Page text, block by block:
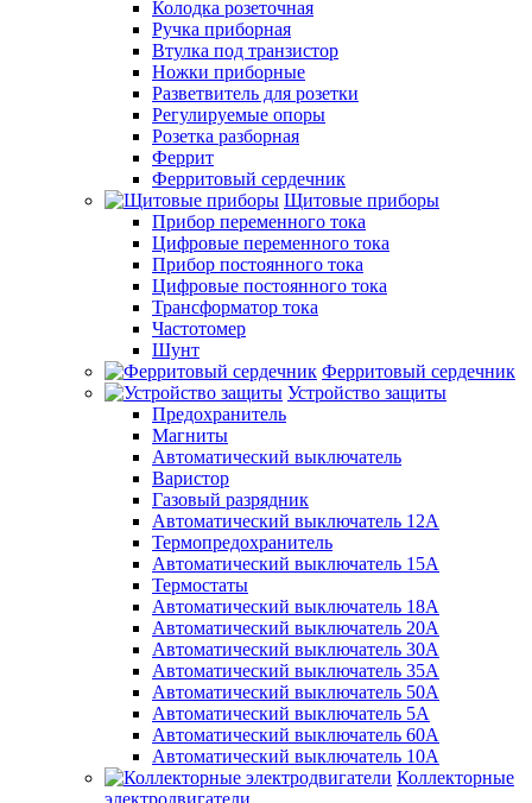
Колодка розеточная
Ручка приборная
Втулка под транзистор
Ножки приборные
Разветвитель для розетки
Регулируемые опоры
Розетка разборная
Феррит
Ферритовый сердечник
Щитовые приборы
Прибор переменного тока
Цифровые переменного тока
Прибор постоянного тока
Цифровые постоянного тока
Трансформатор тока
Частотомер
Шунт
Ферритовый сердечник
Устройство защиты
Предохранитель
Магниты
Автоматический выключатель
Варистор
Газовый разрядник
Автоматический выключатель 12А
Термопредохранитель
Автоматический выключатель 15А
Термостаты
Автоматический выключатель 18А
Автоматический выключатель 20А
Автоматический выключатель 30А
Автоматический выключатель 35А
Автоматический выключатель 50А
Автоматический выключатель 5А
Автоматический выключатель 60А
Автоматический выключатель 10А
Коллекторные
электродвигатели